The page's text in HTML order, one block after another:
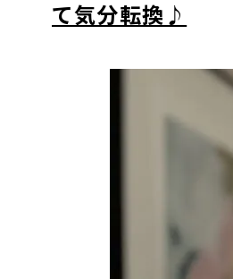
て気分転換♪